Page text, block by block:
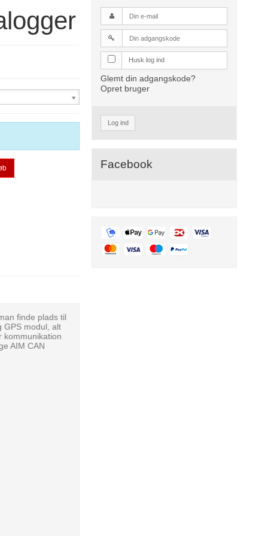
finde plads til
GPS modul, alt
kommunikation
AIM CAN
Husk log ind
Glemt din adgangskode?
Opret bruger
Log ind
Facebook